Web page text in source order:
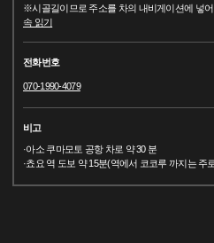
※시골길이므로 주소를 차의 내비게이션에 넣
속 읽기
전화번호
070-1990-4079
비고
·아소 쿠마모토 공항 차로 약 30 분
·쵸요 역 도보 약 15분(역에서 코코루 까지는 주